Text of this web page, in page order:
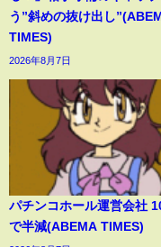
う”斜めの抜け出し
TIMES)
2026年8月7日
パチンコホール運営会社
で半減(ABEMA TIMES)